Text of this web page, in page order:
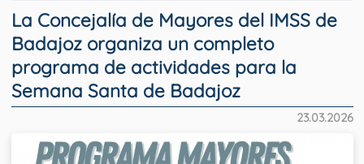
La Concejalía de Mayores del IMSS de
Badajoz organiza un completo
programa de actividades para la
Semana Santa de Badajoz
23.03.2026